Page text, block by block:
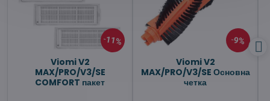
11%
Viomi V2
MAX/PRO/V3/SE
COMFORT пакет
9%
Viomi V2
MAX/PRO/V3/SE Основна
четка